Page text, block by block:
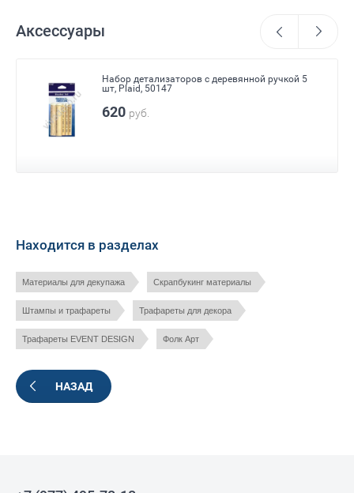
Аксессуары
Набор детализаторов с деревянной ручкой 5
шт, Plaid, 50147
620 руб.
Находится в разделах
Материалы для декупажа Скрапбукинг материалы
Штампы и трафареты Трафареты для декора
Трафареты EVENT DESIGN Фолк Арт
НАЗАД